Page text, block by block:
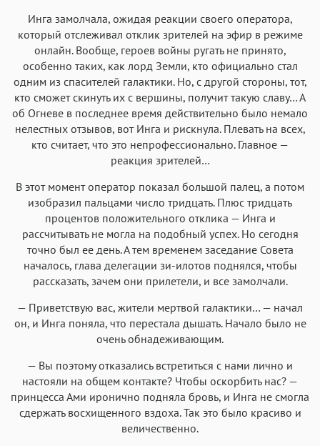
Инга замолчала, ожидая реакции своего оператора,
который отслеживал отклик зрителей на эфир в режиме
онлайн. Вообще, героев войны ругать не принято,
особенно таких, как лорд Земли, кто официально стал
одним из спасителей галактики. Но, с другой стороны, тот,
кто сможет скинуть их с вершины, получит такую славу… А
об Огневе в последнее время действительно было немало
нелестных отзывов, вот Инга и рискнула. Плевать на всех,
кто считает, что это непрофессионально. Главное —
реакция зрителей…
В этот момент оператор показал большой палец, а потом
изобразил пальцами число тридцать. Плюс тридцать
процентов положительного отклика — Инга и
рассчитывать не могла на подобный успех. Но сегодня
точно был ее день. А тем временем заседание Совета
началось, глава делегации зи-илотов поднялся, чтобы
рассказать, зачем они прилетели, и все замолчали.
— Приветствую вас, жители мертвой галактики… — начал
он, и Инга поняла, что перестала дышать. Начало было не
очень обнадеживающим.
— Вы поэтому отказались встретиться с нами лично и
настояли на общем контакте? Чтобы оскорбить нас? —
принцесса Ами иронично подняла бровь, и Инга не смогла
сдержать восхищенного вздоха. Так это было красиво и
величественно.